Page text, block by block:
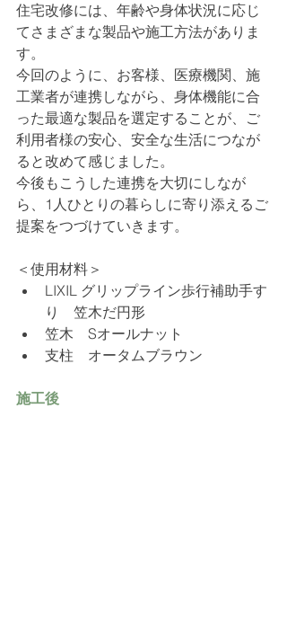
住宅改修には、年齢や身体状況に応じ
てさまざまな製品や施工方法がありま
す。
今回のように、お客様、医療機関、施
工業者が連携しながら、身体機能に合
った最適な製品を選定することが、ご
利用者様の安心、安全な生活につなが
ると改めて感じました。
今後もこうした連携を大切にしなが
ら、1人ひとりの暮らしに寄り添えるご
提案をつづけていきます。
＜使用材料＞
LIXIL グリップライン歩行補助手す
り　笠木だ円形
笠木　Sオールナット
支柱　オータムブラウン
施工後